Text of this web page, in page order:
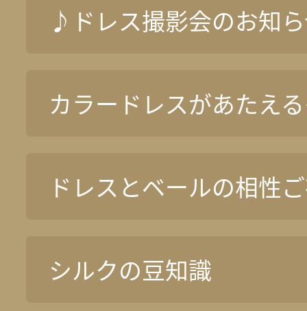
♪ドレス撮影会のお知
カラードレスがあたえ
ドレスとベールの相性
シルクの豆知識